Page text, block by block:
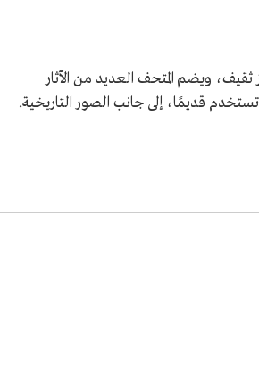
ويضم المتحف العديد من الآثار
تستخدم قديمًا، إلى جانب الصور التاريخية.